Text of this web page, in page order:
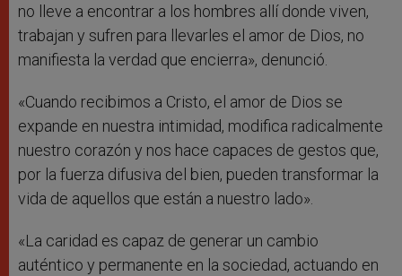
no lleve a encontrar a los hombres allí donde viven,
trabajan y sufren para llevarles el amor de Dios, no
manifiesta la verdad que encierra», denunció.
«Cuando recibimos a Cristo, el amor de Dios se
expande en nuestra intimidad, modifica radicalmente
nuestro corazón y nos hace capaces de gestos que,
por la fuerza difusiva del bien, pueden transformar la
vida de aquellos que están a nuestro lado».
«La caridad es capaz de generar un cambio
auténtico y permanente en la sociedad, actuando en